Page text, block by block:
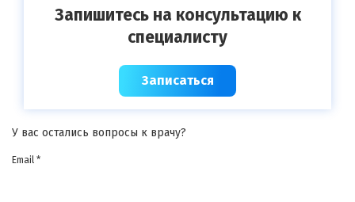
Запишитесь на консультацию к
специалисту
Записаться
У вас остались вопросы к врачу?
Email *